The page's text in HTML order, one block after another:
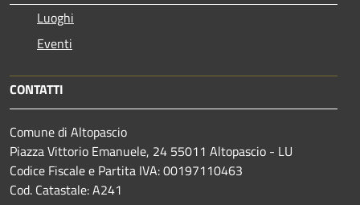
Luoghi
Eventi
CONTATTI
Comune di Altopascio
Piazza Vittorio Emanuele, 24 55011 Altopascio - LU
Codice Fiscale e Partita IVA: 00197110463
Cod. Catastale: A241